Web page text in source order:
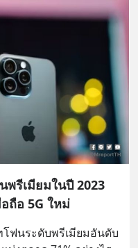
รีเมียมในปี 2023
ถือ 5G ใหม่
โฟนระดับพรีเมียมอันดับ